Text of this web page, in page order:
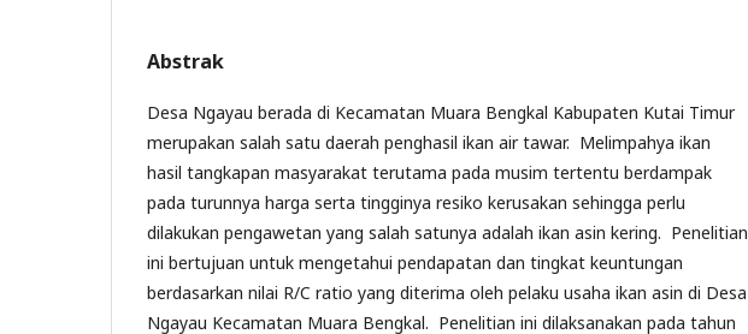
Abstrak
Desa Ngayau berada di Kecamatan Muara Bengkal Kabupaten Kutai Timur
merupakan salah satu daerah penghasil ikan air tawar. Melimpahya ikan
hasil tangkapan masyarakat terutama pada musim tertentu berdampak
pada turunnya harga serta tingginya resiko kerusakan sehingga perlu
dilakukan pengawetan yang salah satunya adalah ikan asin kering. Penelitian
ini bertujuan untuk mengetahui pendapatan dan tingkat keuntungan
berdasarkan nilai R/C ratio yang diterima oleh pelaku usaha ikan asin di Desa
Ngayau Kecamatan Muara Bengkal. Penelitian ini dilaksanakan pada tahun